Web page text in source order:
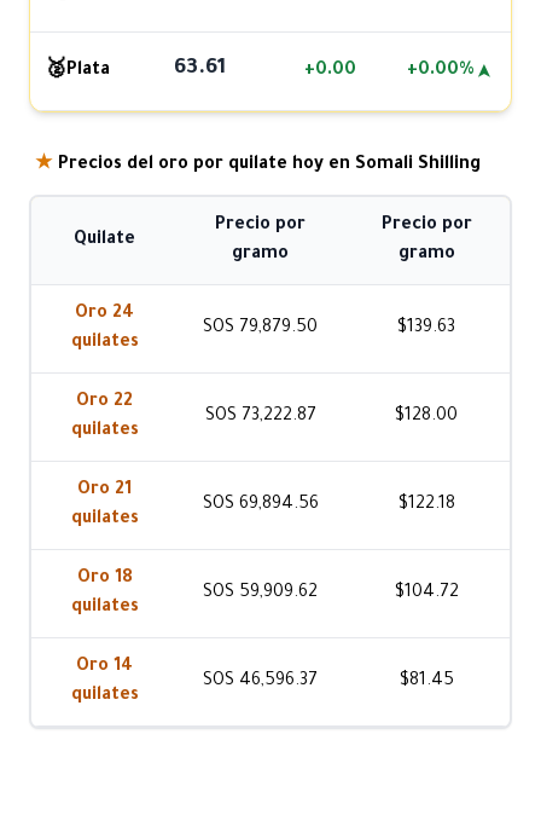
🥈Plata 63.61 +0.00 +0.00% ➤
★ Precios del oro por quilate hoy en Somali Shilling
Quilate
Precio por
gramo
Precio por
gramo
Oro 24
quilates
SOS 79,879.50 $139.63
Oro 22
quilates
SOS 73,222.87 $128.00
Oro 21
quilates
SOS 69,894.56 $122.18
Oro 18
quilates
SOS 59,909.62 $104.72
Oro 14
quilates
SOS 46,596.37 $81.45